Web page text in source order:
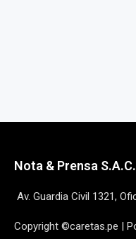
Nota & Prensa S.A.C.
Av. Guardia Civil 1321,
Copyright ©caretas.pe |